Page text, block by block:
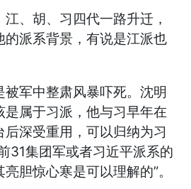
、胡、习四代一路升迁，
的派系背景，有说是江派也
军中整肃风暴吓死。沈明
属于习派，他与习早年在
深受重用，可以归纳为习
31集团军或者习近平派系的
胆惊心寒是可以理解的”。